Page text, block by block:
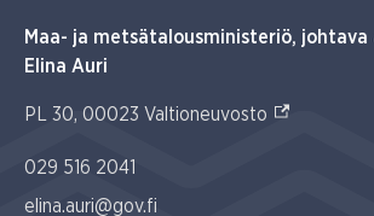
Maa- ja metsätalousministeriö,
Elina Auri
PL 30, 00023 Valtioneuvosto (Ulkoinen
029 516 2041
elina.auri@gov.fi